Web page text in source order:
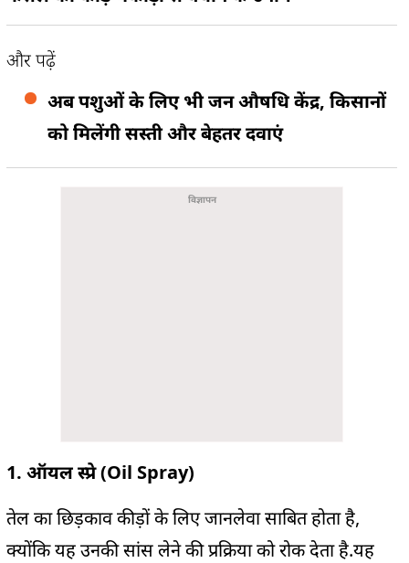
और पढ़ें
अब पशुओं के लिए भी जन औषधि केंद्र, किसानों
को मिलेंगी सस्ती और बेहतर दवाएं
1. ऑयल स्प्रे (Oil Spray)
तेल का छिड़काव कीड़ों के लिए जानलेवा साबित होता है,
क्योंकि यह उनकी सांस लेने की प्रक्रिया को रोक देता है.यह